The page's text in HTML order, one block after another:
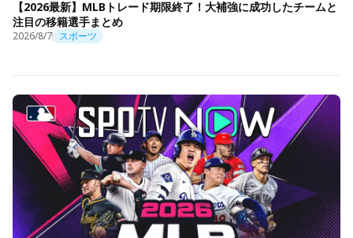
【2026最新】MLBトレード期限終了！大補強に成功したチームと
注目の移籍選手まとめ
2026/8/7 スポーツ